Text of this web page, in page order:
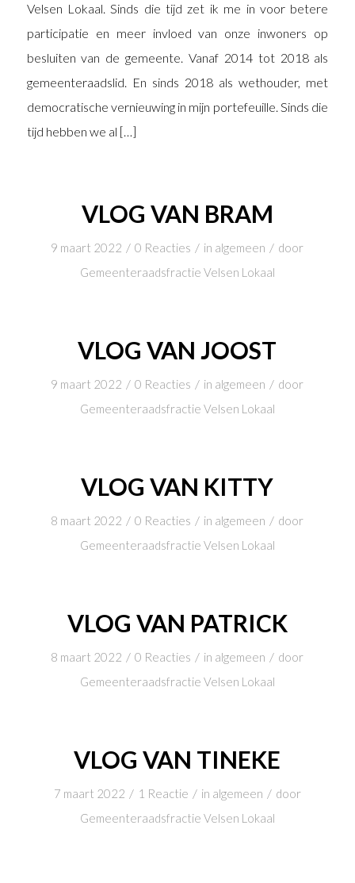
Velsen Lokaal. Sinds die tijd zet ik me in voor betere
participatie en meer invloed van onze inwoners op
besluiten van de gemeente. Vanaf 2014 tot 2018 als
gemeenteraadslid. En sinds 2018 als wethouder, met
democratische vernieuwing in mijn portefeuille. Sinds die
tijd hebben we al […]
VLOG VAN BRAM
9 maart 2022 / 0 Reacties / in algemeen / door
Gemeenteraadsfractie Velsen Lokaal
VLOG VAN JOOST
9 maart 2022 / 0 Reacties / in algemeen / door
Gemeenteraadsfractie Velsen Lokaal
VLOG VAN KITTY
8 maart 2022 / 0 Reacties / in algemeen / door
Gemeenteraadsfractie Velsen Lokaal
VLOG VAN PATRICK
8 maart 2022 / 0 Reacties / in algemeen / door
Gemeenteraadsfractie Velsen Lokaal
VLOG VAN TINEKE
7 maart 2022 / 1 Reactie / in algemeen / door
Gemeenteraadsfractie Velsen Lokaal